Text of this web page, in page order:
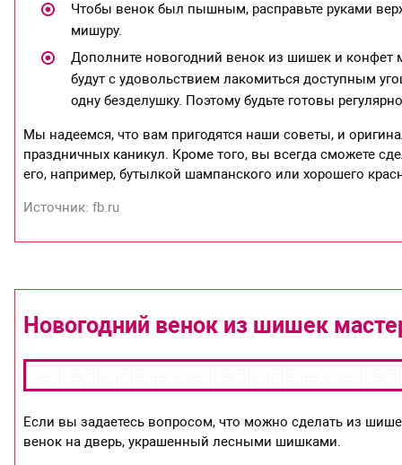
Чтобы венок был пышным, расправьте руками
мишуру.
Дополните новогодний венок из шишек и
будут с удовольствием лакомиться доступным
одну безделушку. Поэтому будьте готовы
Мы надеемся, что вам пригодятся наши советы, и
праздничных каникул. Кроме того, вы всегда сможете
его, например, бутылкой шампанского или хорошего
Источник: fb.ru
Новогодний венок из шишек
Если вы задаетесь вопросом, что можно сделать из
венок на дверь, украшенный лесными шишками.